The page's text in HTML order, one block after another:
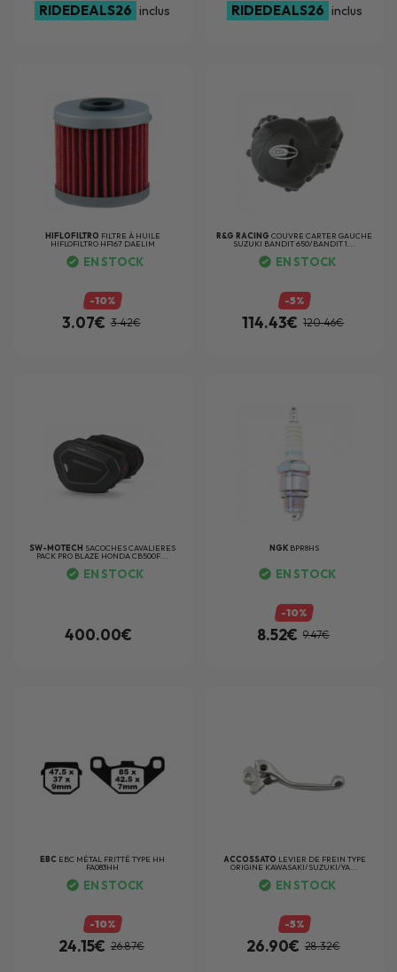
RIDEDEALS26 inclus RIDEDEALS26 inclus
HIFLOFILTRO FILTRE À HUILE
HIFLOFILTRO HF167 DAELIM
EN STOCK
-10%
3.07€ 3.42€
R&G RACINGCOUVRE CARTER GAUCHE
SUZUKI BANDIT 650/BANDIT 1...
EN STOCK
-5%
114.43€ 120.46€
SW-MOTECH SACOCHES CAVALIERES
PACK PRO BLAZE HONDA CB500F...
EN STOCK
400.00€
NGK BPR8HS
EN STOCK
-10%
8.52€ 9.47€
EBC EBC MÉTAL FRITTÉ TYPE HH
FA083HH
EN STOCK
-10%
24.15€ 26.87€
ACCOSSATO LEVIER DE FREIN TYPE
ORIGINE KAWASAKI/SUZUKI/YA...
EN STOCK
-5%
26.90€ 28.32€